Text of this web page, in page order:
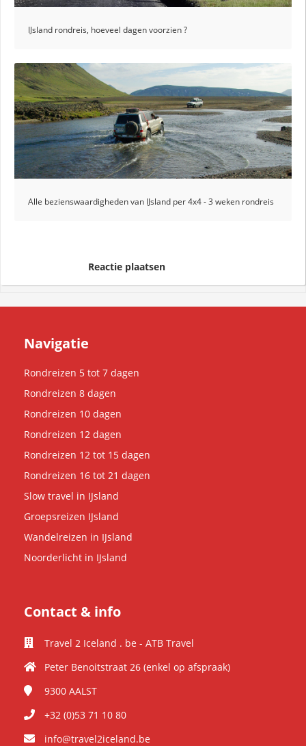
IJsland rondreis, hoeveel dagen voorzien ?
Alle bezienswaardigheden van IJsland per 4x4 - 3 weken rondreis
Reactie plaatsen
Navigatie
Rondreizen 5 tot 7 dagen
Rondreizen 8 dagen
Rondreizen 10 dagen
Rondreizen 12 dagen
Rondreizen 12 tot 15 dagen
Rondreizen 16 tot 21 dagen
Slow travel in IJsland
Groepsreizen IJsland
Wandelreizen in IJsland
Noorderlicht in IJsland
Contact & info
Travel 2 Iceland . be - ATB Travel
Peter Benoitstraat 26 (enkel op afspraak)
9300 AALST
+32 (0)53 71 10 80
info@travel2iceland.be